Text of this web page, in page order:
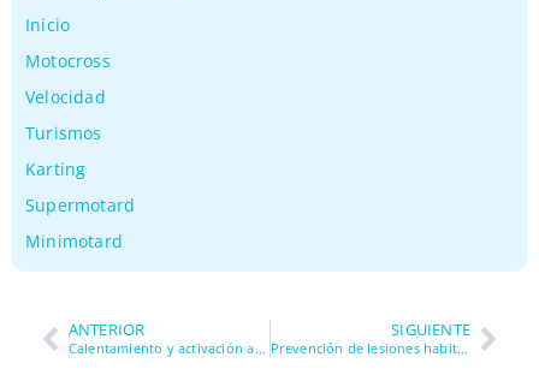
Inicio
Motocross
Velocidad
Turismos
Karting
Supermotard
Minimotard
ANTERIOR
Calentamiento y activación antes de rodar en minimotard: preparar el cuerpo para karting
SIGUIENTE
Prevención de lesiones habituales en minimotard: muñecas, hombros y zona lumbar